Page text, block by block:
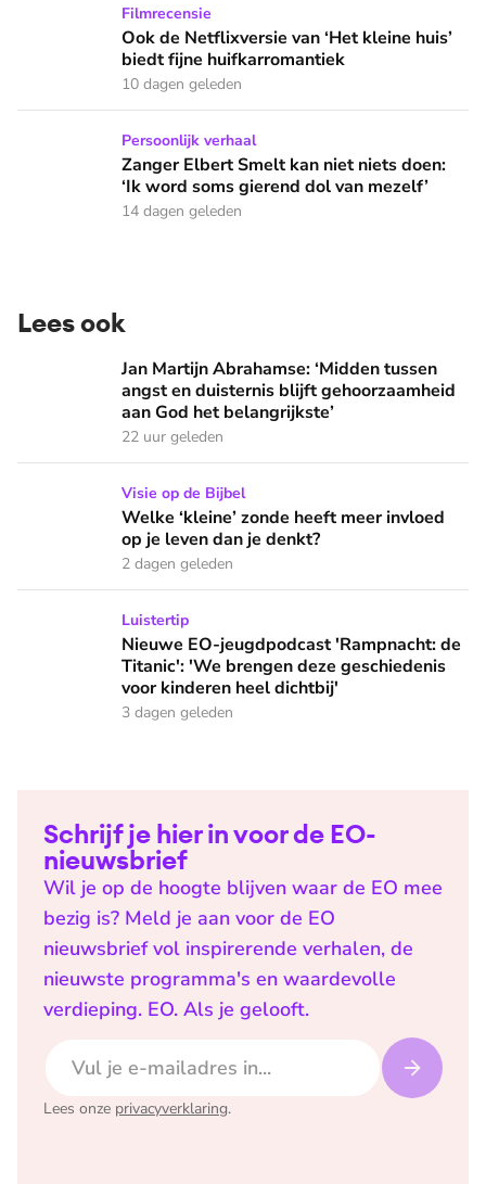
Ook de Netflixversie van ‘Het kleine huis’ biedt fijne
Filmrecensie
Ook de Netflixversie van ‘Het kleine huis’
biedt fijne huifkarromantiek
10 dagen geleden
Zanger Elbert Smelt kan niet niets doen: ‘Ik word soms
Persoonlijk verhaal
Zanger Elbert Smelt kan niet niets doen:
‘Ik word soms gierend dol van mezelf’
14 dagen geleden
Lees ook
Jan Martijn Abrahamse: ‘Midden tussen angst en
Jan Martijn Abrahamse: ‘Midden tussen
angst en duisternis blijft gehoorzaamheid
aan God het belangrijkste’
22 uur geleden
Welke ‘kleine’ zonde heeft meer invloed op je leven dan je
Visie op de Bijbel
Welke ‘kleine’ zonde heeft meer invloed
op je leven dan je denkt?
2 dagen geleden
Nieuwe EO-jeugdpodcast 'Rampnacht: de Titanic': 'We
Luistertip
Nieuwe EO-jeugdpodcast 'Rampnacht: de
Titanic': 'We brengen deze geschiedenis
voor kinderen heel dichtbij'
3 dagen geleden
Schrijf je hier in voor de EO-
nieuwsbrief
Wil je op de hoogte blijven waar de EO mee
bezig is? Meld je aan voor de EO
nieuwsbrief vol inspirerende verhalen, de
nieuwste programma's en waardevolle
verdieping. EO. Als je gelooft.
Lees onze privacyverklaring.